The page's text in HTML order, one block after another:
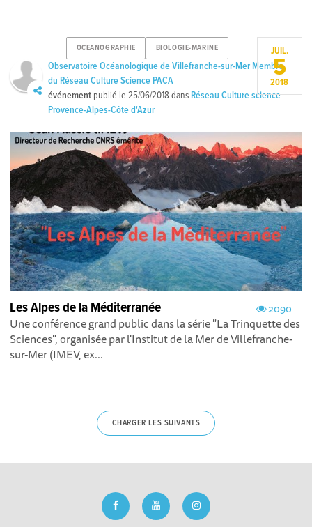
OCEANOGRAPHIE BIOLOGIE-MARINE
Observatoire Océanologique de Villefranche-sur-Mer Membre
du Réseau Culture Science PACA
événement publié le25/06/2018 dans Réseau Culture science
Provence-Alpes-Côte d'Azur
JUIL.
5
2018
2090
Les Alpes de la Méditerranée
Une conférence grand public dans la série "La Trinquette des
Sciences", organisée par l'Institut de la Mer de Villefranche-
sur-Mer (IMEV, ex...
CHARGER LES SUIVANTS